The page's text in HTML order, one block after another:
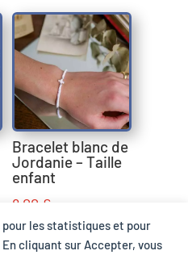
les statistiques et pour
cliquant sur Accepter, vous
Bracelet blanc de
Jordanie – Taille
enfant
8,00 €